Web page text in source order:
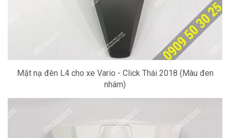
Mặt nạ đèn L4 cho xe Vario - Click Thái 2018 (Màu đen
nhám)